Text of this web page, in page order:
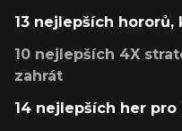
13 nejlepších
10 nejlepších 4X
zahrát
14 nejlepších her